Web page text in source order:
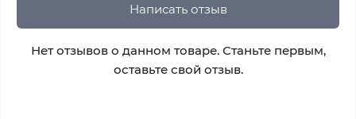
Написать отзыв
Нет отзывов о данном товаре. Станьте первым,
оставьте свой отзыв.